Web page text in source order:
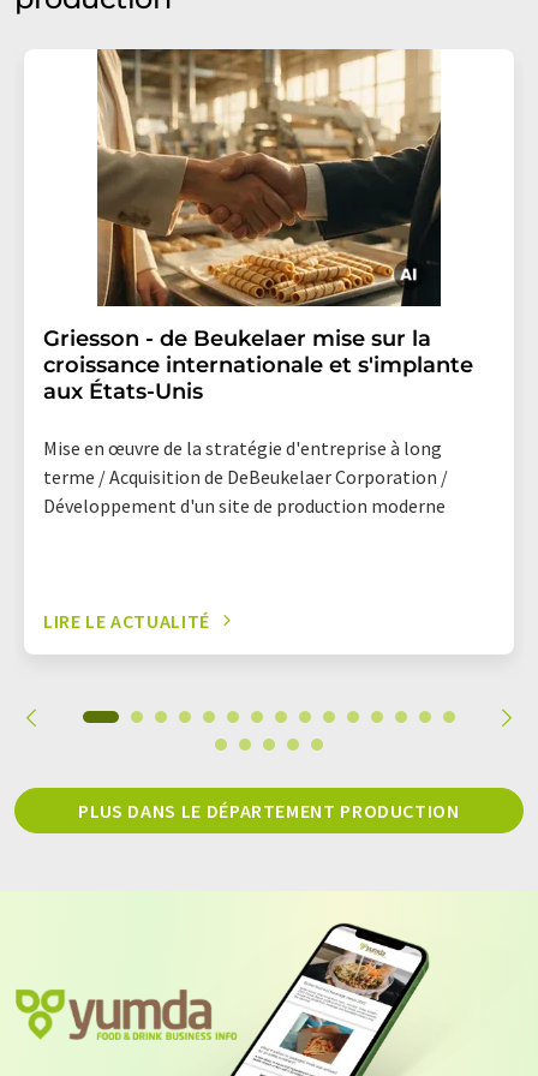
Griesson - de Beukelaer mise sur la
croissance internationale et s'implante
aux États-Unis
Mise en œuvre de la stratégie d'entreprise à long
terme / Acquisition de DeBeukelaer Corporation /
Développement d'un site de production moderne
LIRE LE ACTUALITÉ
PLUS DANS LE DÉPARTEMENT PRODUCTION